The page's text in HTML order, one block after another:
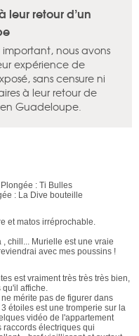
leur retour d’un
important, nous avons
expérience de
sans censure ni
à leur retour de
Guadeloupe.
: Ti Bulles
: La Dive bouteille
et matos irréprochable.
chill... Murielle est une vraie
avec mes poussins !
est vraiment très très très bien,
qu'il affiche.
mérite pas de figurer dans
étoiles est une tromperie sur la
vidéo de l'appartement
raccords électriques qui